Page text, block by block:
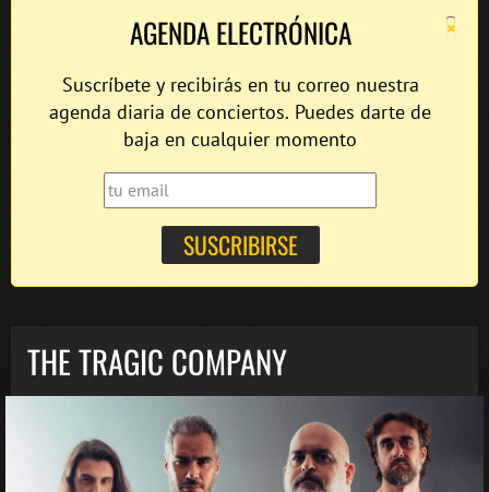
×
AGENDA ELECTRÓNICA
Suscríbete y recibirás en tu correo nuestra
agenda diaria de conciertos. Puedes darte de
baja en cualquier momento
THE TRAGIC COMPANY